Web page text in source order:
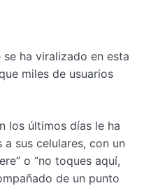
ha viralizado en esta
miles de usuarios
los últimos días le ha
sus celulares, con un
o “no toques aquí,
de un punto